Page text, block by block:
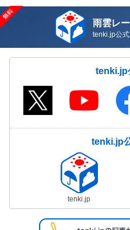
雨雲レ
tenki.jp公
tenki.jp
tenki.jp
tenki.jp